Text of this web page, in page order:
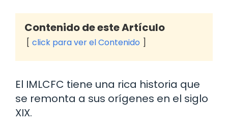
Contenido de este Artículo
click para ver el Contenido
El IMLCFC tiene una rica historia que
se remonta a sus orígenes en el siglo
XIX.